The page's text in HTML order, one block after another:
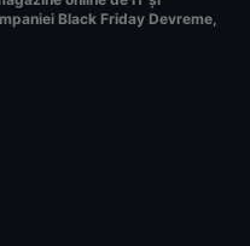
Black Friday Devreme,